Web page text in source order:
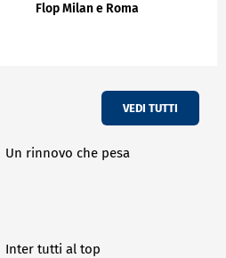
Flop Milan e Roma
VEDI TUTTI
Un rinnovo che pesa
Inter tutti al top